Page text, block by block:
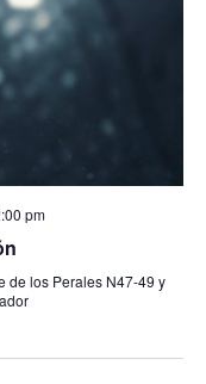
pm
de los Perales N47-49 y